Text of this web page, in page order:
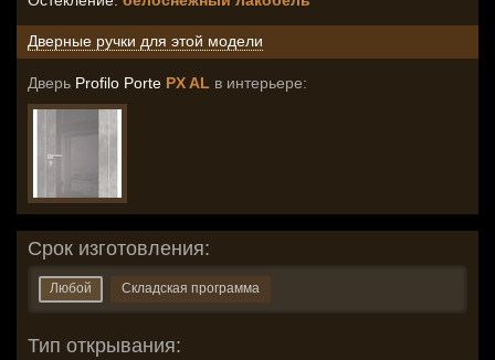
Дверные ручки для этой модели
Дверь Profilo Porte PX AL в интерьере:
Срок изготовления:
Любой Складская программа
Тип открывания: